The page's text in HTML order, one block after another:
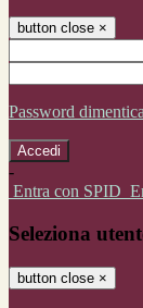
button close ×
Password
-
Entra con SPID
Seleziona
button close ×